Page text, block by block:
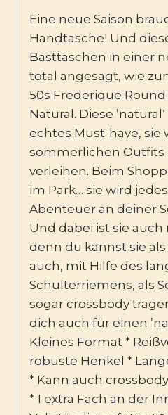
Eine neue Saison
Handtasche! Und
Basttaschen in einer
total angesagt, wie
50s Frederique Round
Natural. Diese
echtes Must-have, sie
sommerlichen Outfits
verleihen. Beim
im Park… sie wird
Abenteuer an deiner
Und dabei ist sie auch
denn du kannst sie
auch, mit Hilfe des
Schulterriemens, als
sogar crossbody
dich auch für einen
Kleines Format *
robuste Henkel *
* Kann auch
* 1 extra Fach an der